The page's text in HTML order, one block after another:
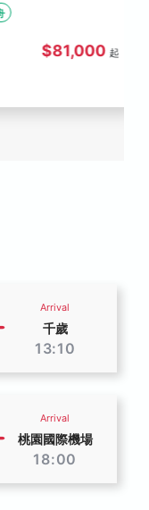
$81,000 起
Arrival
千歲
13:10
Arrival
桃園國際機場
18:00